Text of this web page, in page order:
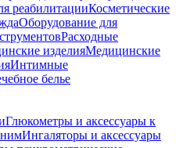
реабилитацииКосметические
Оборудование для
Расходные
изделияМедицинские
Интимные
белье
Глюкометры и аксессуары к
нимИнгаляторы и аксессуары